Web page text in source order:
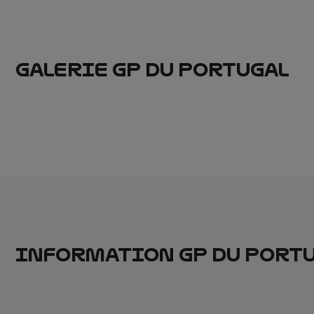
GALERIE GP DU PORTUGAL
INFORMATION GP DU